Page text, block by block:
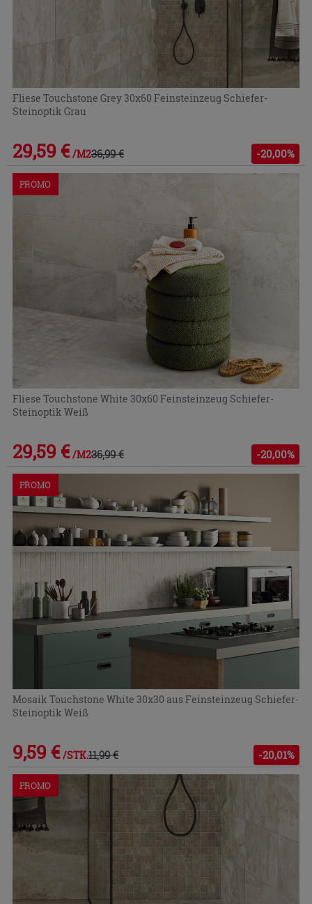
Fliese Touchstone Grey 30x60 Feinsteinzeug Schiefer-
Steinoptik Grau
29,59 € /M236,99 € -20,00%
PROMO
Fliese Touchstone White 30x60 Feinsteinzeug Schiefer-
Steinoptik Weiß
29,59 € /M236,99 € -20,00%
PROMO
Mosaik Touchstone White 30x30 aus Feinsteinzeug Schiefer-
Steinoptik Weiß
9,59 € /STK.11,99 € -20,01%
PROMO